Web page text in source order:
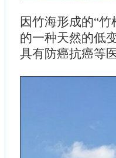
因竹海形成的“
的一种天然的低
具有防癌抗癌等